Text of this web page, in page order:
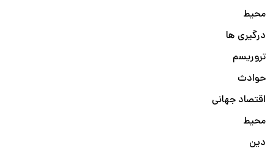
محیط
درگیری ها
تروریسم
حوادث
اقتصاد جهانی
محیط
دین